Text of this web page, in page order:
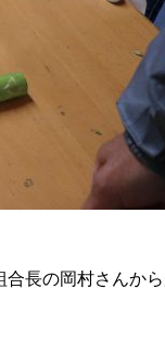
長の岡村さんか